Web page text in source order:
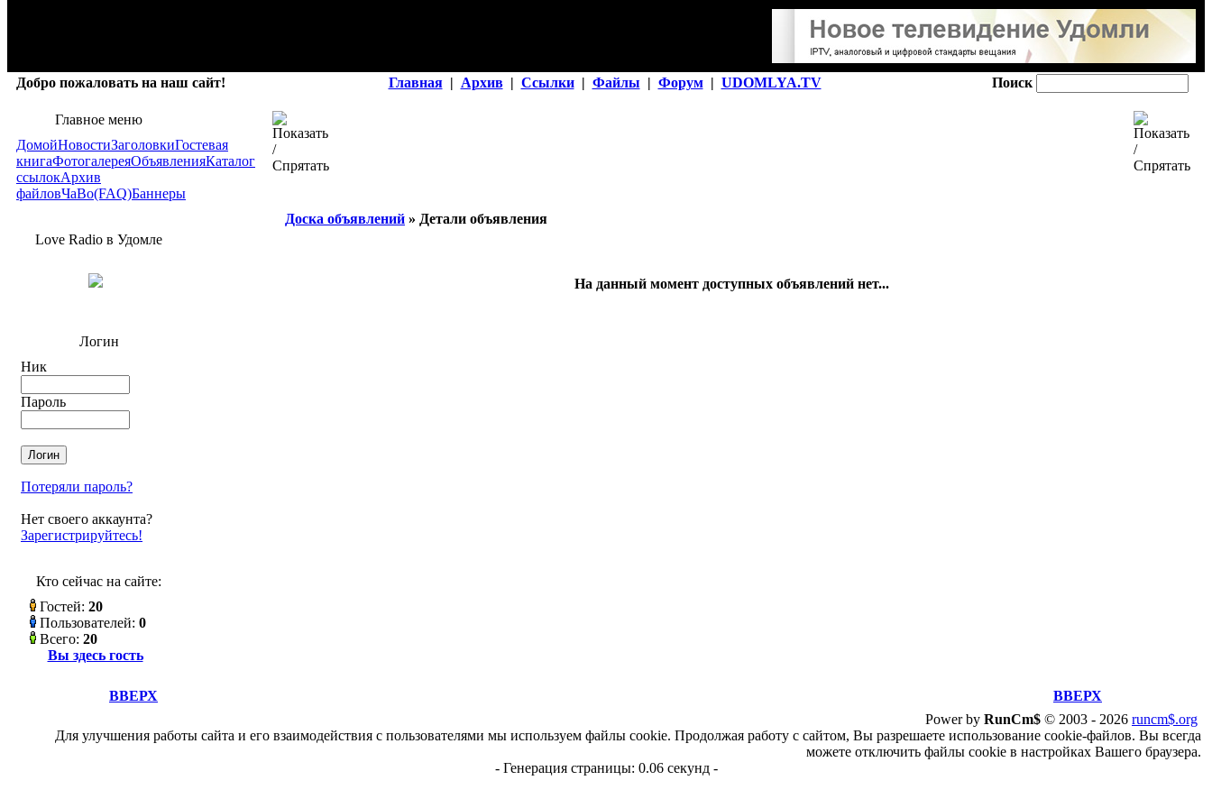
Добро пожаловать на наш сайт! Главная | Архив | Ссылки | Файлы | Форум | UDOMLYA.TV Поиск
Главное меню
ДомойНовостиЗаголовкиГостевая
книгаФотогалереяОбъявленияКаталог
ссылокАрхив
файловЧаВо(FAQ)Баннеры
Love Radio в Удомле
Логин
Ник
Пароль
Потеряли пароль?
Нет своего аккаунта?
Зарегистрируйтесь!
Кто сейчас на сайте:
Гостей: 20
Пользователей: 0
Всего: 20
Вы здесь гость
Доска объявлений » Детали объявления
На данный момент доступных объявлений нет...
ВВЕРХ
ВВЕРХ
Power by RunCm$ © 2003 - 2026 runcm$.org
Для улучшения работы сайта и его взаимодействия с пользователями мы используем файлы cookie. Продолжая работу с сайтом, Вы разрешаете использование cookie-файлов. Вы всегда
можете отключить файлы cookie в настройках Вашего браузера.
- Генерация страницы: 0.06 секунд -